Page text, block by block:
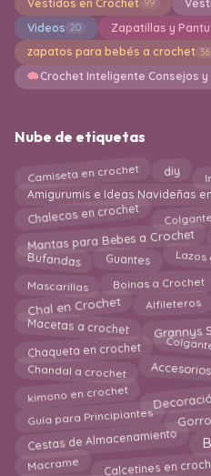
Vestidos en Crochet 99
Videos 20 Zapatillas y
zapatos para bebés a crochet 36
Crochet Inteligente Consejos y
Nube de etiquetas
Camiseta en crochet diy
Amigurumis e Ideas Navideñas
Chalecos en crochet
Mantas para Bebes a Crochet
Bufandas Guantes
Mascarillas Boinas a Crochet
Chal en Crochet Alfileteros
Macetas a crochet Grannys
Chaqueta en crochet
Chandal a crochet
kimono en crochet
Guía para Principiantes
Cestas de Almacenamiento
Macrame Calcetines en